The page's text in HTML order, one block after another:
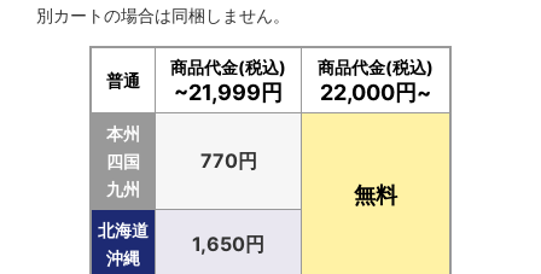
別カートの場合は同梱しません。
普通
商品代金(税込)
~21,999円
商品代金(税込)
22,000円~
本州
四国
九州
770円
無料
北海道
沖縄
1,650円